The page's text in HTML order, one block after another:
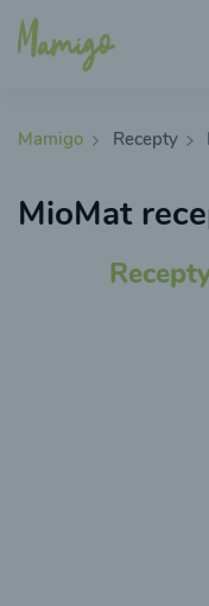
Mamigo Recepty
MioMat